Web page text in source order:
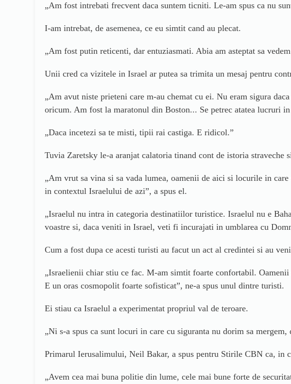
„Am fost intrebati frecvent daca suntem ticniti. Le-am spus ca nu
I-am intrebat, de asemenea, ce eu simtit cand au plecat.
„Am fost putin reticenti, dar entuziasmati. Abia am asteptat sa
Unii cred ca vizitele in Israel ar putea sa trimita un mesaj pentru
„Am avut niste prieteni care m-au chemat cu ei. Nu eram sigura
oricum. Am fost la maratonul din Boston... Se petrec atatea lucruri
„Daca incetezi sa te misti, tipii rai castiga. E ridicol.”
Tuvia Zaretsky le-a aranjat calatoria tinand cont de istoria straveche
„Am vrut sa vina si sa vada lumea, oamenii de aici si locurile in
in contextul Israelului de azi”, a spus el.
„Israelul nu intra in categoria destinatiilor turistice. Israelul nu e
voastre si, daca veniti in Israel, veti fi incurajati in umblarea cu
Cum a fost dupa ce acesti turisti au facut un act al credintei si au
„Israelienii chiar stiu ce fac. M-am simtit foarte confortabil.
E un oras cosmopolit foarte sofisticat”, ne-a spus unul dintre turisti.
Ei stiau ca Israelul a experimentat propriul val de teroare.
„Ni s-a spus ca sunt locuri in care cu siguranta nu dorim sa
Primarul Ierusalimului, Neil Bakar, a spus pentru Stirile CBN ca, in
„Avem cea mai buna politie din lume, cele mai bune forte de